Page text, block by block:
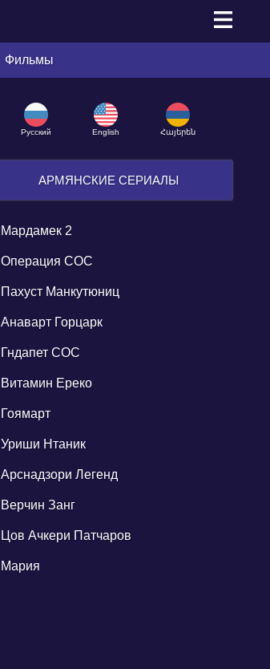
Фильмы
Русский English Հայերեն
АРМЯНСКИЕ СЕРИАЛЫ
Мардамек 2
Операция СОС
Пахуст Манкутюниц
Анаварт Горцарк
Гндапет СОС
Витамин Ереко
Гоямарт
Уриши Нтаник
Арснадзори Легенд
Верчин Занг
Цов Ачкери Патчаров
Мария